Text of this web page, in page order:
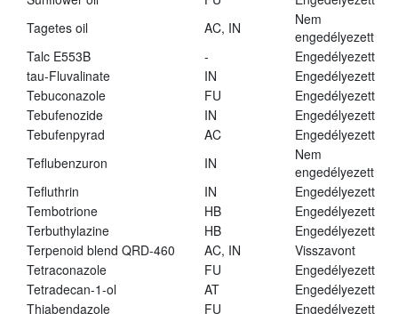
Tagetes oil
AC, IN
Nem
engedélyezett
Talc E553B
-
Engedélyezett
tau-Fluvalinate
IN
Engedélyezett
Tebuconazole
FU
Engedélyezett
Tebufenozide
IN
Engedélyezett
Tebufenpyrad
AC
Engedélyezett
Teflubenzuron
IN
Nem
engedélyezett
Tefluthrin
IN
Engedélyezett
Tembotrione
HB
Engedélyezett
Terbuthylazine
HB
Engedélyezett
Terpenoid blend QRD-460
AC, IN
Visszavont
Tetraconazole
FU
Engedélyezett
Tetradecan-1-ol
AT
Engedélyezett
Thiabendazole
FU
Engedélyezett